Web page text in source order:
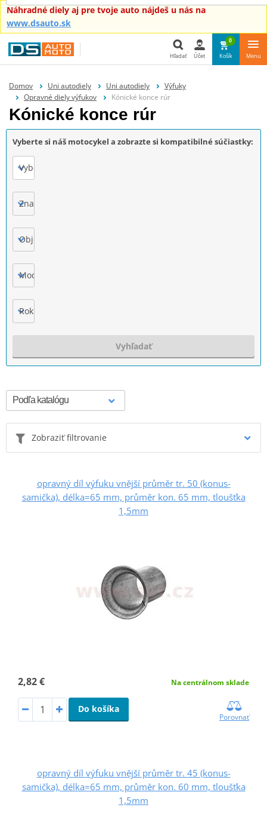
Náhradné diely aj pre tvoje auto nájdeš u nás na
www.dsauto.sk
Hľadať Účet
0
Košík Menu
Domov Uni autodiely Uni autodiely
Výfuky
Opravné diely výfukov
Kónické konce rúr
Kónické konce rúr
Vyberte si náš motocykel a zobrazte si kompatibilné súčiastky:
Vyberte
Značka
Objem motora
Model
Rok výroby
Vyhľadať
Zobraziť filtrovanie
opravný díl výfuku vnější průměr tr. 50 (konus-
samička), délka=65 mm, průměr kon. 65 mm, tloušťka
1,5mm
2,82 € Na centrálnom sklade
Do košíka
Porovnať
opravný díl výfuku vnější průměr tr. 45 (konus-
samička), délka=65 mm, průměr kon. 60 mm, tloušťka
1,5mm